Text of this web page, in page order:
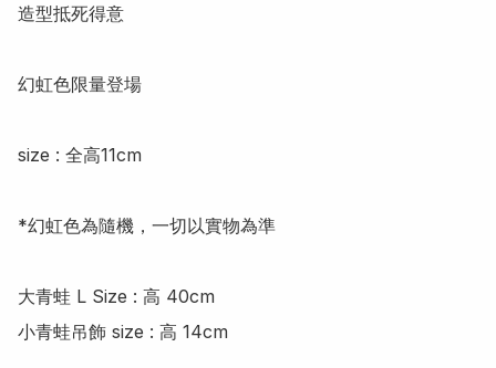
造型抵死得意
幻虹色限量登場
size : 全高11cm
*幻虹色為隨機，一切以實物為準
大青蛙 L Size : 高 40cm
小青蛙吊飾 size : 高 14cm